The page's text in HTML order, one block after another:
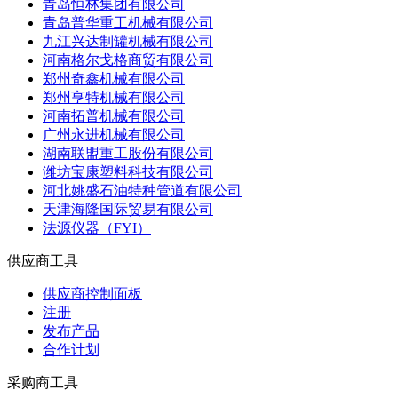
青岛恒林集团有限公司
青岛普华重工机械有限公司
九江兴达制罐机械有限公司
河南格尔戈格商贸有限公司
郑州奇鑫机械有限公司
郑州亨特机械有限公司
河南拓普机械有限公司
广州永进机械有限公司
湖南联盟重工股份有限公司
潍坊宝康塑料科技有限公司
河北姚盛石油特种管道有限公司
天津海隆国际贸易有限公司
法源仪器（FYI）
供应商工具
供应商控制面板
注册
发布产品
合作计划
采购商工具